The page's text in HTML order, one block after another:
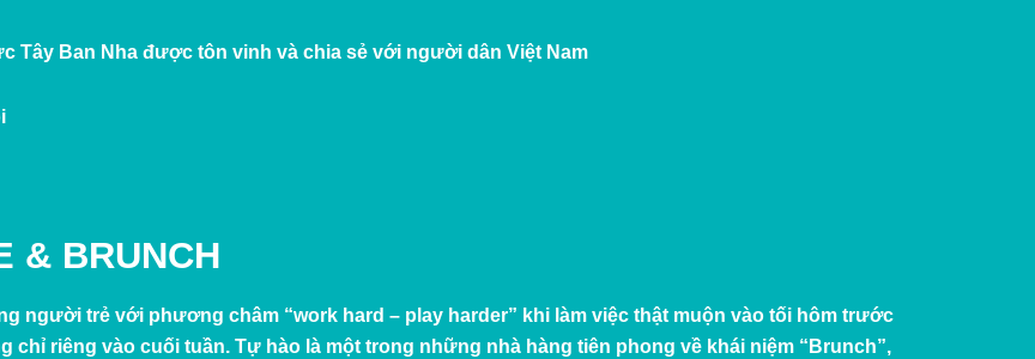
Tây Ban Nha được tôn vinh và chia sẻ với người dân Việt Nam
& BRUNCH
người trẻ với phương châm “work hard – play harder” khi làm việc thật muộn vào tối hôm trước
chỉ riêng vào cuối tuần. Tự hào là một trong những nhà hàng tiên phong về khái niệm “Brunch”,